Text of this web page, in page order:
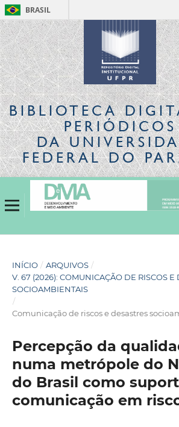
BRASIL
BIBLIOTECA
PERIÓDICOS
DA
FEDERAL DO
INÍCIO / ARQUIVOS /
V. 67 (2026): COMUNICAÇÃO DE RISCOS E
SOCIOAMBIENTAIS
/
Comunicação de riscos e desastres
Percepção da
numa metrópole do
do Brasil como
comunicação em